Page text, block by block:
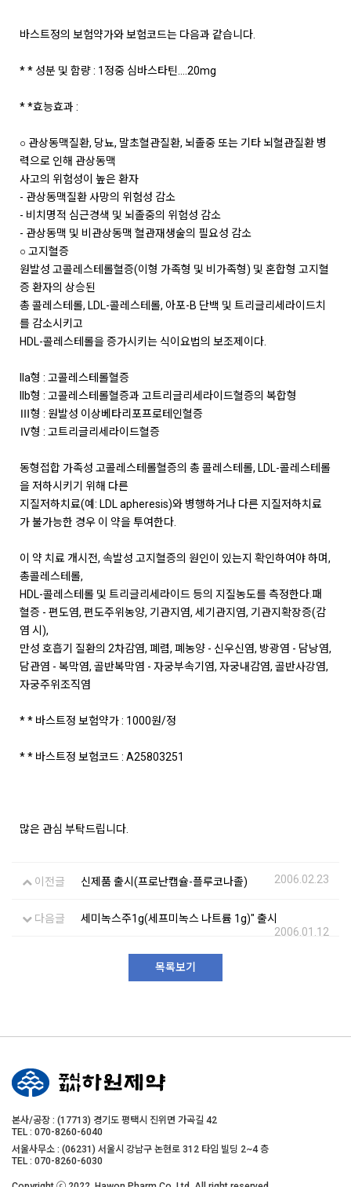
바스트정의 보험약가와 보험코드는 다음과 같습니다.
* * 성분 및 함량 : 1정중 심바스타틴....20mg
* *효능효과 :
○ 관상동맥질환, 당뇨, 말초혈관질환, 뇌졸중 또는 기타 뇌혈관질환 병
력으로 인해 관상동맥
사고의 위험성이 높은 환자
- 관상동맥질환 사망의 위험성 감소
- 비치명적 심근경색 및 뇌졸중의 위험성 감소
- 관상동맥 및 비관상동맥 혈관재생술의 필요성 감소
○ 고지혈증
원발성 고콜레스테롤혈증(이형 가족형 및 비가족형) 및 혼합형 고지혈
증 환자의 상승된
총 콜레스테롤, LDL-콜레스테롤, 아포-B 단백 및 트리글리세라이드치
를 감소시키고
HDL-콜레스테롤을 증가시키는 식이요법의 보조제이다.
IIa형 : 고콜레스테롤혈증
IIb형 : 고콜레스테롤혈증과 고트리글리세라이드혈증의 복합형
Ⅲ형 : 원발성 이상베타리포프로테인혈증
Ⅳ형 : 고트리글리세라이드혈증
동형접합 가족성 고콜레스테롤혈증의 총 콜레스테롤, LDL-콜레스테롤
을 저하시키기 위해 다른
지질저하치료(예: LDL apheresis)와 병행하거나 다른 지질저하치료
가 불가능한 경우 이 약을 투여한다.
이 약 치료 개시전, 속발성 고지혈증의 원인이 있는지 확인하여야 하며,
총콜레스테롤,
HDL-콜레스테롤 및 트리글리세라이드 등의 지질농도를 측정한다.패
혈증 - 편도염, 편도주위농양, 기관지염, 세기관지염, 기관지확장증(감
염 시),
만성 호흡기 질환의 2차감염, 폐렴, 폐농양 - 신우신염, 방광염 - 담낭염,
담관염 - 복막염, 골반복막염 - 자궁부속기염, 자궁내감염, 골반사강염,
자궁주위조직염
* * 바스트정 보험약가 : 1000원/정
* * 바스트정 보험코드 : A25803251
많은 관심 부탁드립니다.
이전글 신제품 출시(프로난캡슐-플루코나졸) 2006.02.23
다음글
세미녹스주1g(세프미녹스 나트륨 1g)" 출시
2006.01.12
목록보기
본사/공장 : (17713) 경기도 평택시 진위면 가곡길 42
TEL : 070-8260-6040
서울사무소 : (06231) 서울시 강남구 논현로 312 타임 빌딩 2~4 층
TEL : 070-8260-6030